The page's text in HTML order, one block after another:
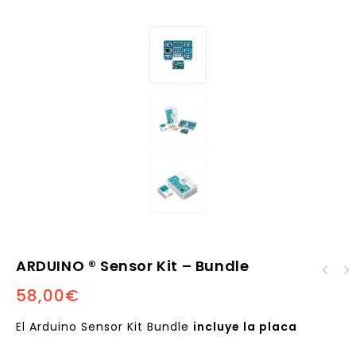
ARDUINO ® Sensor Kit – Bundle
58,00€
El Arduino Sensor Kit Bundle incluye la placa